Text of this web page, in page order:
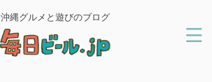
沖縄グルメと遊びのブログ